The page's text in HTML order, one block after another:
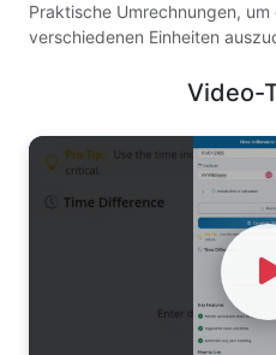
Praktische Umrechnungen,
verschiedenen Einheiten
Video-
Watch